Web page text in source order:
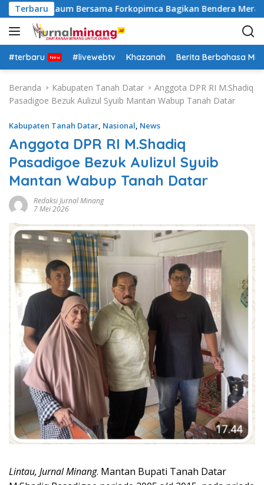
a
g
u
Terbaru
Lima Kaum Bersama Forkopimca Bagikan Bendera Merah
#terbaru #livewebtv Khazanah Berita Berbahasa
Beranda Kabupaten Tanah Datar
Anggota DPR RI M.Shadiq
Pasadigoe Bezuk Aulizul Syuib Mantan Wabup Tanah Datar
Kabupaten Tanah Datar, Nasional, News
Anggota DPR RI M.Shadiq
Pasadigoe Bezuk Aulizul Syuib
Mantan Wabup Tanah Datar
Redaksi Jurnal Minang
7 Mei 2026
Lintau, Jurnal Minang. Mantan Bupati Tanah Datar